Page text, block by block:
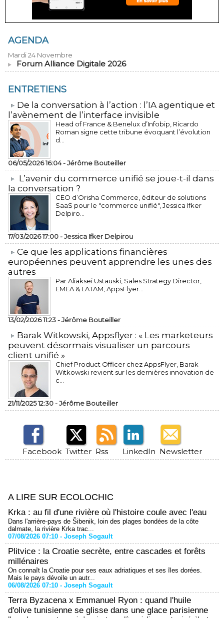
AGENDA
Mardi 24 Novembre
Forum Alliance Digitale 2026
ENTRETIENS
​De la conversation à l’action : l’IA agentique et
l’avènement de l’interface invisible
Head of France & Benelux d’Infobip, Ricardo
Roman signe cette tribune évoquant l’évolution
d...
06/05/2026 16:04 -Jérôme Bouteiller
L’avenir du commerce unifié se joue-t-il dans
la conversation ?
CEO d’Orisha Commerce, éditeur de solutions
SaaS pour le "commerce unifié", Jessica Ifker
Delpiro...
17/03/2026 17:00 -Jessica Ifker Delpirou
​Ce que les applications financières
européennes peuvent apprendre les unes des
autres
Par Aliaksei Ustauski, Sales Strategy Director,
EMEA & LATAM, AppsFlyer...
13/02/2026 11:23 -Jérôme Bouteiller
​Barak Witkowski, Appsflyer : « Les marketeurs
peuvent désormais visualiser un parcours
client unifié »
Chief Product Officer chez AppsFlyer, ​Barak
Witkowski revient sur les dernières innovation de
c...
21/11/2025 12:30 -Jérôme Bouteiller
Facebook Twitter Rss LinkedIn Newsletter
A LIRE SUR ECOLOCHIC
Krka : au fil d'une rivière où l'histoire coule avec l'eau
Dans l'arrière-pays de Šibenik, loin des plages bondées de la côte
dalmate, la rivière Krka trac...
07/08/2026 07:10 - Joseph Sogault
Plitvice : la Croatie secrète, entre cascades et forêts
millénaires
On connaît la Croatie pour ses eaux adriatiques et ses îles dorées.
Mais le pays dévoile un autr...
06/08/2026 07:10 - Joseph Sogault
Terra Byzacena x Emmanuel Ryon : quand l'huile
d'olive tunisienne se glisse dans une glace parisienne